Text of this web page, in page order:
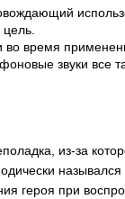
во время
звуки все
из-за
героя при